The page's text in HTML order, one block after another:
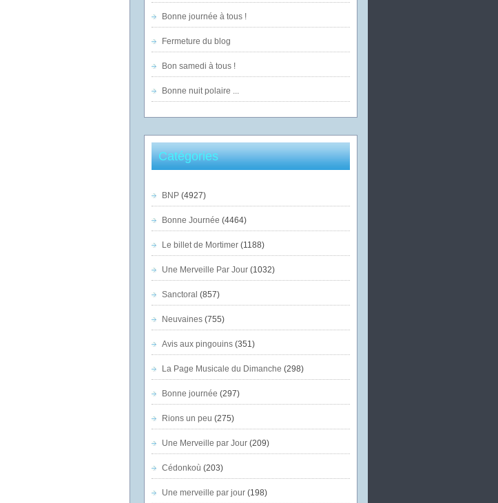
Bonne journée à tous !
Fermeture du blog
Bon samedi à tous !
Bonne nuit polaire ...
Catégories
BNP(4927)
Bonne Journée (4464)
Le billet de Mortimer(1188)
Une Merveille Par Jour(1032)
Sanctoral (857)
Neuvaines(755)
Avis aux pingouins(351)
La Page Musicale du Dimanche (298)
Bonne journée (297)
Rions un peu (275)
Une Merveille par Jour(209)
Cédonkoù (203)
Une merveille par jour(198)